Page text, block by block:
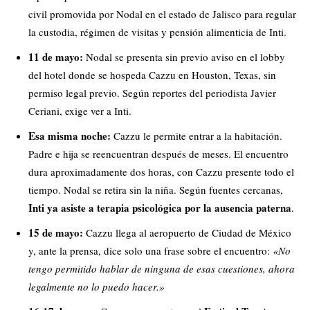
civil promovida por Nodal en el estado de Jalisco para regular
la custodia, régimen de visitas y pensión alimenticia de Inti.
11 de mayo: Nodal se presenta sin previo aviso en el lobby
del hotel donde se hospeda Cazzu en Houston, Texas, sin
permiso legal previo. Según reportes del periodista Javier
Ceriani, exige ver a Inti.
Esa misma noche: Cazzu le permite entrar a la habitación.
Padre e hija se reencuentran después de meses. El encuentro
dura aproximadamente dos horas, con Cazzu presente todo el
tiempo. Nodal se retira sin la niña. Según fuentes cercanas,
Inti ya asiste a terapia psicológica por la ausencia paterna.
15 de mayo: Cazzu llega al aeropuerto de Ciudad de México
y, ante la prensa, dice solo una frase sobre el encuentro: «No
tengo permitido hablar de ninguna de esas cuestiones, ahora
legalmente no lo puedo hacer.»